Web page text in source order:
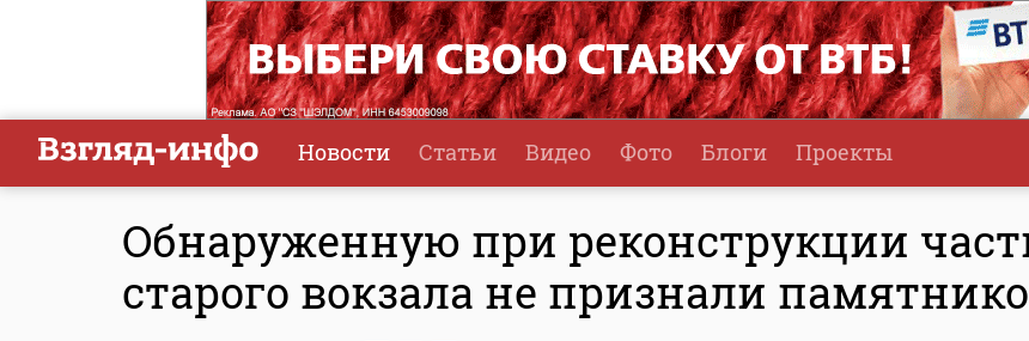
Новости Статьи Видео Фото Блоги Проекты
Обнаруженную при реконструкции
старого вокзала не признали